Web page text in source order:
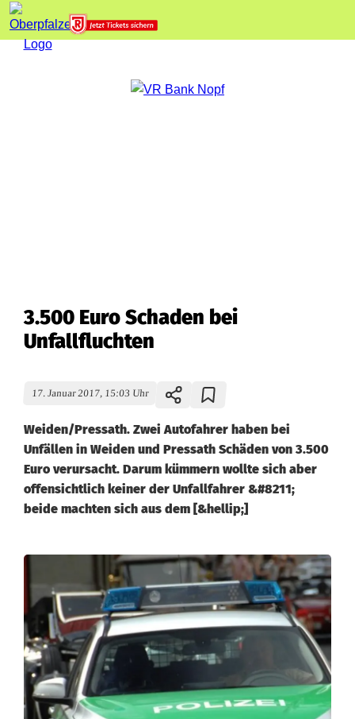
3.500 Euro Schaden bei
Unfallfluchten
17. Januar 2017, 15:03 Uhr
Weiden/Pressath. Zwei Autofahrer haben bei
Unfällen in Weiden und Pressath Schäden von 3.500
Euro verursacht. Darum kümmern wollte sich aber
offensichtlich keiner der Unfallfahrer &#8211;
beide machten sich aus dem [&hellip;]